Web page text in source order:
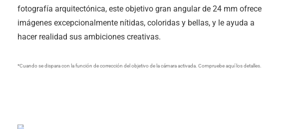
fotografía arquitectónica, este objetivo gran angular de 24 mm ofrece
imágenes excepcionalmente nítidas, coloridas y bellas, y le ayuda a
hacer realidad sus ambiciones creativas.
*Cuando se dispara con la función de corrección del objetivo de la cámara activada. Compruebe aquí los detalles.